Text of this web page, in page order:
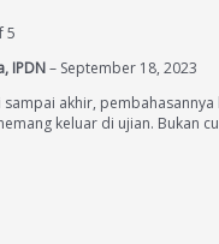
5
IPDN– September 18, 2023
sampai akhir,
keluar di ujian. Bukan